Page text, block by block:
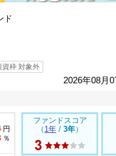
ド
資枠 対象外
2026年08月
円
％
ファンドスコア
（ 1年 / 3年）